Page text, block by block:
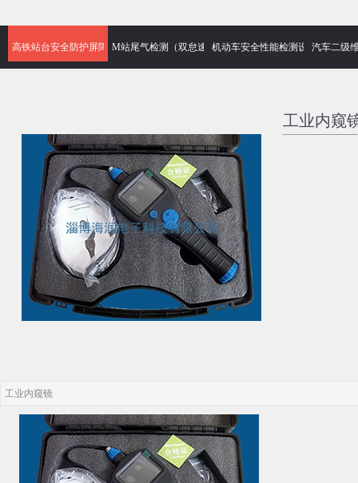
高铁站台安全防护屏障门闸系统M站尾气检测（双怠速、自由加速）治理设备
机动车安全性能检测设备仪器
汽车二级
工业内窥
工业内窥镜